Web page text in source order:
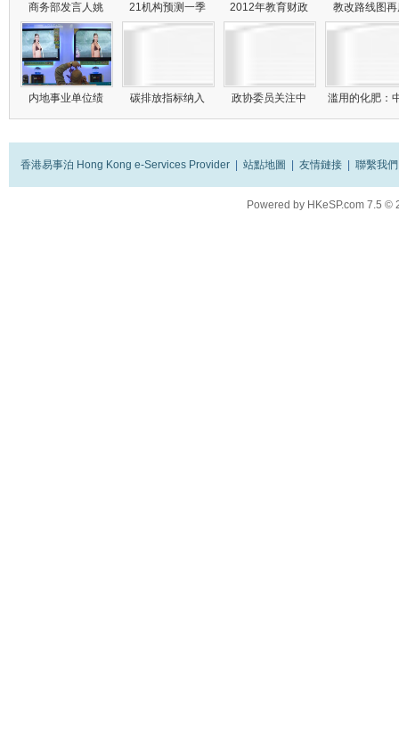
商务部发言人姚 21机构预测一季 2012年教育财政 教改路线图
内地事业单位绩 碳排放指标纳入 政协委员关注中 滥用的化肥：
香港易事泊 Hong Kong e-Services Provider 站點地圖 友情鏈接 聯繫我們
Powered by HKeSP.com 7.5 ©